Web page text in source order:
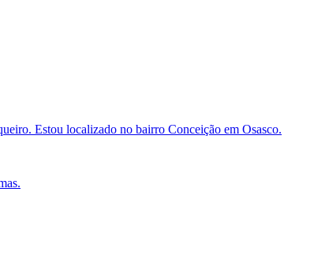
Estou localizado no bairro Conceição em Osasco.